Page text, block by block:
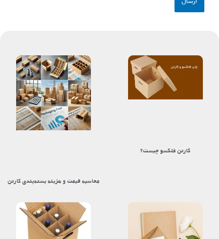
کارتن فلکسو چیست؟
محاسبه قیمت و هزینه بسته‌بندی کارتن